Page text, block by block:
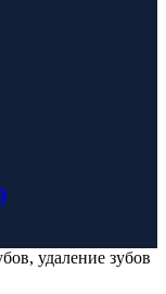
удаление зубов